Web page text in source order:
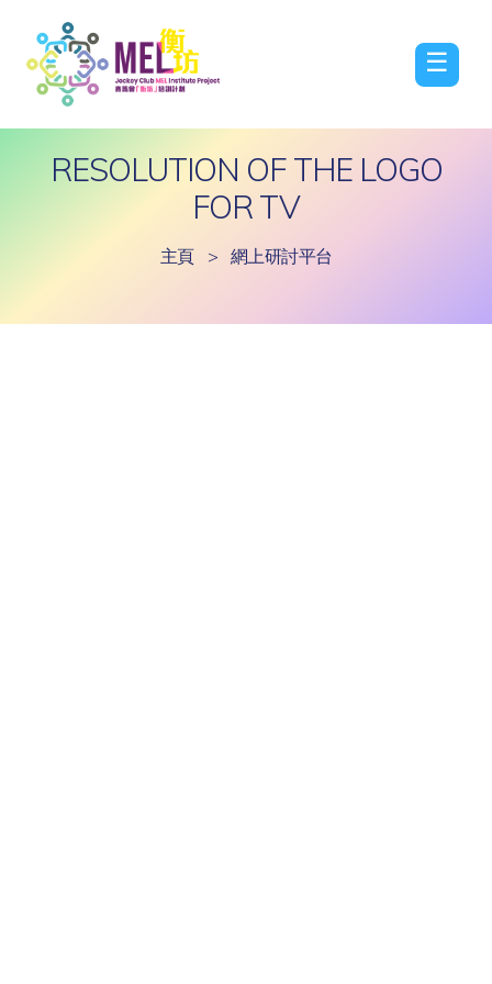
☰
RESOLUTION OF THE LOGO
FOR TV
主頁 > 網上研討平台